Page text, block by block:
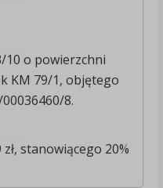
10 o powierzchni
KM 79/1, objętego
8.
stanowiącego 20%